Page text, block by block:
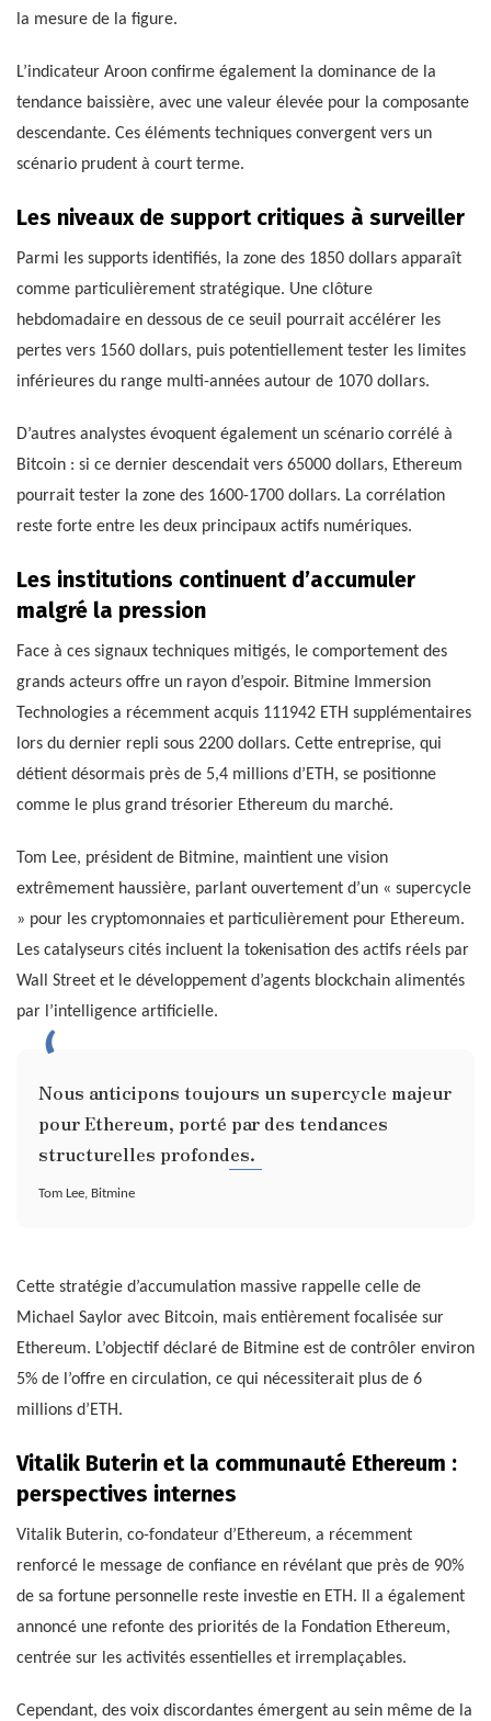
la mesure de la figure.
L’indicateur Aroon confirme également la dominance de la
tendance baissière, avec une valeur élevée pour la composante
descendante. Ces éléments techniques convergent vers un
scénario prudent à court terme.
Les niveaux de support critiques à surveiller
Parmi les supports identifiés, la zone des 1850 dollars apparaît
comme particulièrement stratégique. Une clôture
hebdomadaire en dessous de ce seuil pourrait accélérer les
pertes vers 1560 dollars, puis potentiellement tester les limites
inférieures du range multi-années autour de 1070 dollars.
D’autres analystes évoquent également un scénario corrélé à
Bitcoin : si ce dernier descendait vers 65000 dollars, Ethereum
pourrait tester la zone des 1600-1700 dollars. La corrélation
reste forte entre les deux principaux actifs numériques.
Les institutions continuent d’accumuler
malgré la pression
Face à ces signaux techniques mitigés, le comportement des
grands acteurs offre un rayon d’espoir. Bitmine Immersion
Technologies a récemment acquis 111942 ETH supplémentaires
lors du dernier repli sous 2200 dollars. Cette entreprise, qui
détient désormais près de 5,4 millions d’ETH, se positionne
comme le plus grand trésorier Ethereum du marché.
Tom Lee, président de Bitmine, maintient une vision
extrêmement haussière, parlant ouvertement d’un « supercycle
» pour les cryptomonnaies et particulièrement pour Ethereum.
Les catalyseurs cités incluent la tokenisation des actifs réels par
Wall Street et le développement d’agents blockchain alimentés
par l’intelligence artificielle.
Nous anticipons toujours un supercycle majeur
pour Ethereum, porté par des tendances
structurelles profondes.
Tom Lee, Bitmine
Cette stratégie d’accumulation massive rappelle celle de
Michael Saylor avec Bitcoin, mais entièrement focalisée sur
Ethereum. L’objectif déclaré de Bitmine est de contrôler environ
5% de l’offre en circulation, ce qui nécessiterait plus de 6
millions d’ETH.
Vitalik Buterin et la communauté Ethereum :
perspectives internes
Vitalik Buterin, co-fondateur d’Ethereum, a récemment
renforcé le message de confiance en révélant que près de 90%
de sa fortune personnelle reste investie en ETH. Il a également
annoncé une refonte des priorités de la Fondation Ethereum,
centrée sur les activités essentielles et irremplaçables.
Cependant, des voix discordantes émergent au sein même de la